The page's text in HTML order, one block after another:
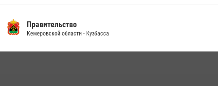
14 июля 2026, 08:52 1
Правительство
Кемеровской области - Кузбасса